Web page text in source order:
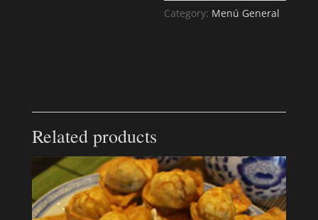
Category: Menú General
Related products